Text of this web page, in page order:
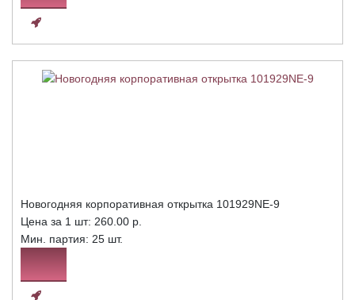
Новогодняя корпоративная открытка 101929NE-9
Цена за 1 шт: 260.00 р.
Мин. партия: 25 шт.